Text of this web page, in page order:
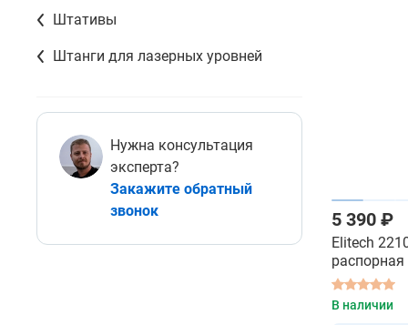
Штативы
Штанги для лазерных уровней
Нужна консультация
эксперта?
Закажите обратный
звонок
5 390 ₽
Elitech
В наличии